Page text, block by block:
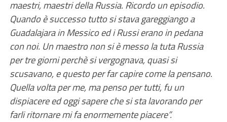
maestri, maestri della Russia. Ricordo un episodio.
Quando è successo tutto si stava gareggiango a
Guadalajara in Messico ed i Russi erano in pedana
con noi. Un maestro non si è messo la tuta Russia
per tre giorni perchè si vergognava, quasi si
scusavano, e questo per far capire come la pensano.
Quella volta per me, ma penso per tutti, fu un
dispiacere ed oggi sapere che si sta lavorando per
farli ritornare mi fa enormemente piacere”.